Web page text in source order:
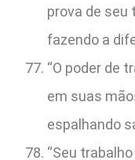
prova de seu
fazendo a
“O poder de
em suas
espalhando
“Seu